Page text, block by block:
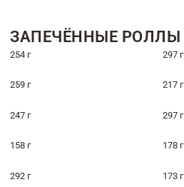
ЗАПЕЧЁННЫЕ РОЛЛЫ
254 г 297 г
259 г 217 г
247 г 297 г
158 г 178 г
292 г 173 г